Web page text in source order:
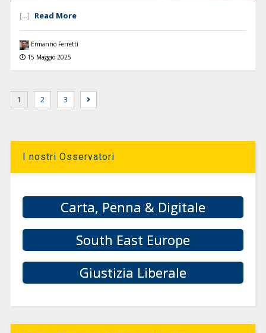
[...] Read More
Ermanno Ferretti
15 Maggio 2025
1 2 3
I nostri Osservatori
Carta, Penna & Digitale
South East Europe
Giustizia Liberale